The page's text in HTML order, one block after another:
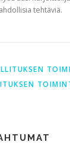
tehtäviä.